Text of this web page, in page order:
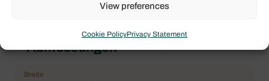
View preferences
Cookie PolicyPrivacy Statement
Abmessungen
Breite